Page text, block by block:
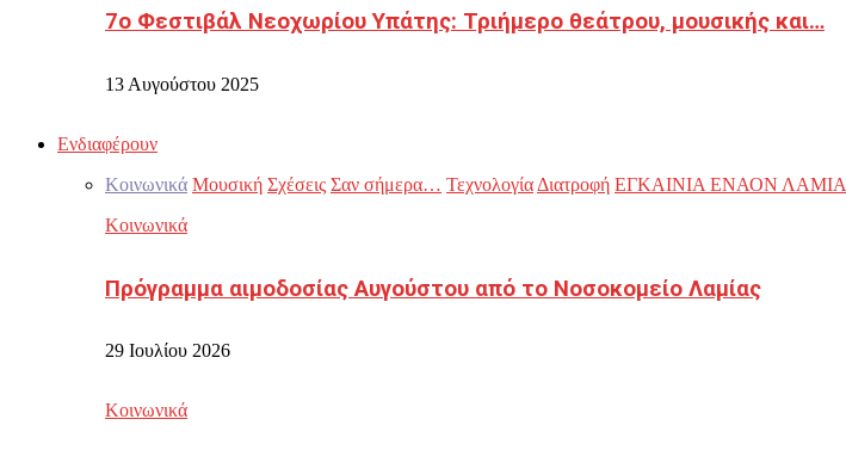
7ο Φεστιβάλ Νεοχωρίου Υπάτης: Τριήμερο θεάτρου, μουσικής και…
13 Αυγούστου 2025
Ενδιαφέρουν
Κοινωνικά Μουσική Σχέσεις Σαν σήμερα… Τεχνολογία Διατροφή ΕΓΚΑΙΝΙΑ ΕΝΑΟΝ ΛΑΜΙΑ
Κοινωνικά
Πρόγραμμα αιμοδοσίας Αυγούστου από το Νοσοκομείο Λαμίας
29 Ιουλίου 2026
Κοινωνικά